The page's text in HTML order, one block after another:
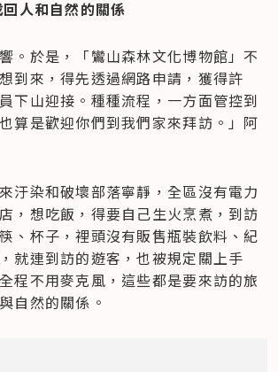
人和自然的關係
。於是，「鸞山森林文化博物館」不
到來，得先透過網路申請，獲得許
下山迎接。種種流程，一方面管控到
算是歡迎你們到我們家來拜訪。」阿
汙染和破壞部落寧靜，全區沒有電力
，想吃飯，得要自己生火烹煮，到訪
、杯子，裡頭沒有販售瓶裝飲料、紀
就連到訪的遊客，也被規定關上手
程不用麥克風，這些都是要來訪的旅
自然的關係。